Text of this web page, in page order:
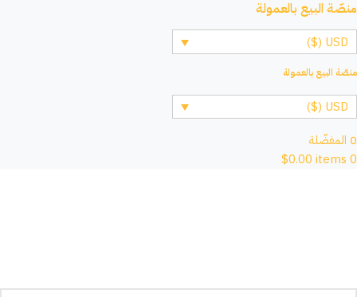
منصّة البيع بالعمولة
USD ($)
منصّة البيع بالعمولة
USD ($)
0 المفضّلة
0
items
$0.00